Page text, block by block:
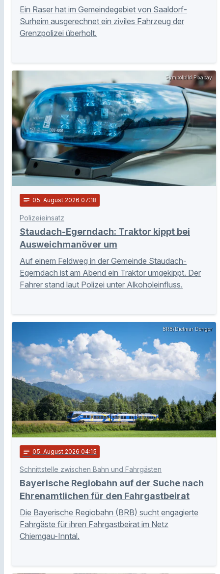
Ein Raser hat im Gemeindegebiet von Saaldorf-
Surheim ausgerechnet ein ziviles Fahrzeug der
Grenzpolizei überholt.
Symbolbild Pixabay
notes 05. August 2026 07:18
Polizeieinsatz
Staudach-Egerndach: Traktor kippt bei
Ausweichmanöver um
Auf einem Feldweg in der Gemeinde Staudach-
Egerndach ist am Abend ein Traktor umgekippt. Der
Fahrer stand laut Polizei unter Alkoholeinfluss.
BRB/Dietmar Denger
notes 05. August 2026 04:15
Schnittstelle zwischen Bahn und Fahrgästen
Bayerische Regiobahn auf der Suche nach
Ehrenamtlichen für den Fahrgastbeirat
Die Bayerische Regiobahn (BRB) sucht engagierte
Fahrgäste für ihren Fahrgastbeirat im Netz
Chiemgau-Inntal.